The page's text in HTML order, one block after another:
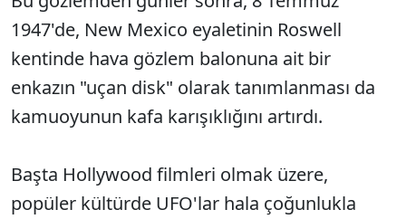
1947'de, New Mexico eyaletinin Roswell
kentinde hava gözlem balonuna ait bir
enkazın "uçan disk" olarak tanımlanması da
kamuoyunun kafa karışıklığını artırdı.
Başta Hollywood filmleri olmak üzere,
popüler kültürde UFO'lar hala çoğunlukla